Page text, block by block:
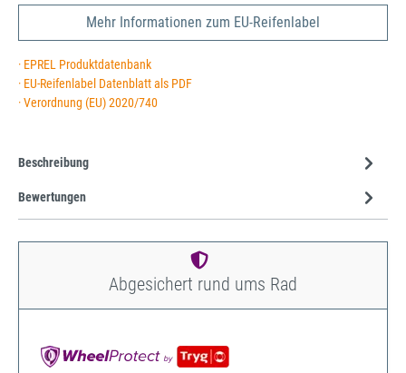
Mehr Informationen zum EU-Reifenlabel
· EPREL Produktdatenbank
· EU-Reifenlabel Datenblatt als PDF
· Verordnung (EU) 2020/740
Beschreibung
Bewertungen
Abgesichert rund ums Rad